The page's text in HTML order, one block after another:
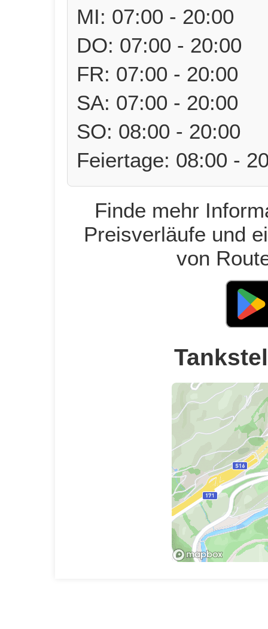
MI: 07:00 - 20:00
DO: 07:00 - 20:00
FR: 07:00 - 20:00
SA: 07:00 - 20:00
SO: 08:00 - 20:00
Feiertage: 08:00 -
Finde mehr
Preisverläufe und
von